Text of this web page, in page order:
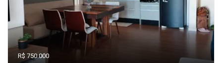
R$ 750.000